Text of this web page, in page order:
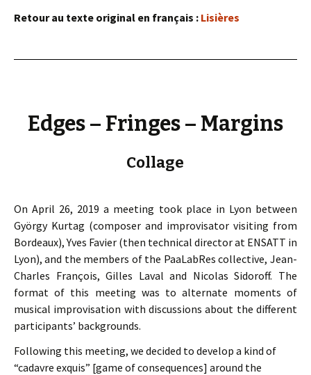
Retour au texte original en français : Lisières
Edges – Fringes – Margins
Collage
On April 26, 2019 a meeting took place in Lyon between
György Kurtag (composer and improvisator visiting from
Bordeaux), Yves Favier (then technical director at ENSATT in
Lyon), and the members of the PaaLabRes collective, Jean-
Charles François, Gilles Laval and Nicolas Sidoroff. The
format of this meeting was to alternate moments of
musical improvisation with discussions about the different
participants’ backgrounds.
Following this meeting, we decided to develop a kind of
“cadavre exquis” [game of consequences] around the